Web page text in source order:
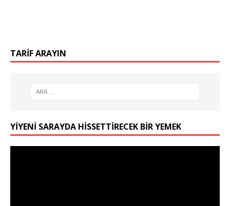
TARIF ARAYIN
YIYENI SARAYDA HISSETTIRECEK BIR YEMEK